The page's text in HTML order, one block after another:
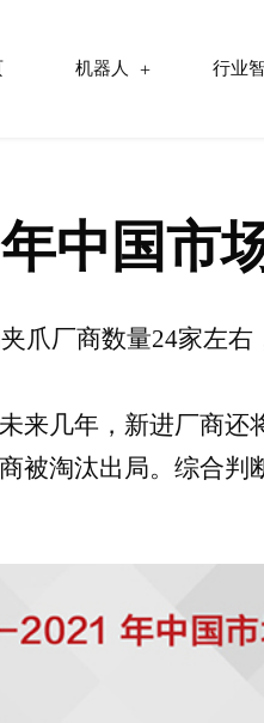
机器人 行业
年中国市
爪厂商数量24家左
来几年，新进厂商
被淘汰出局。综合